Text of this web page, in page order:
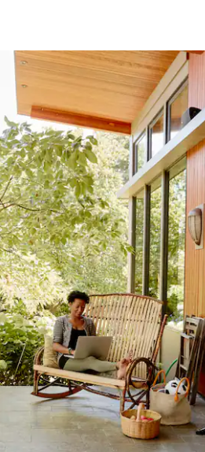
je de pijltjestoetsen omhoog en